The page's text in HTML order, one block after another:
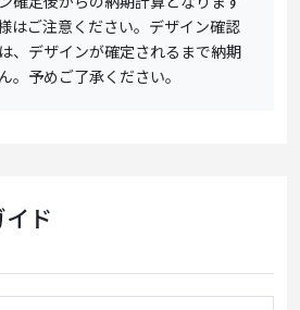
はご注意ください。デザイン確認
、デザインが確定されるまで納期
。予めご了承ください。
ド